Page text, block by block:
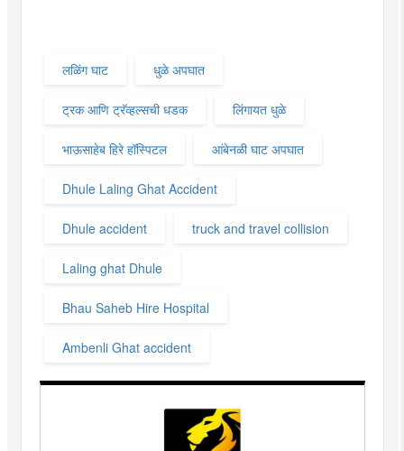
लळिंग घाट धुळे अपघात
ट्रक आणि ट्रॅव्हल्सची धडक लिंगायत धुळे
भाऊसाहेब हिरे हॉस्पिटल आंबेनळी घाट अपघात
Dhule Laling Ghat Accident
Dhule accident truck and travel collision
Laling ghat Dhule
Bhau Saheb Hire Hospital
Ambenli Ghat accident